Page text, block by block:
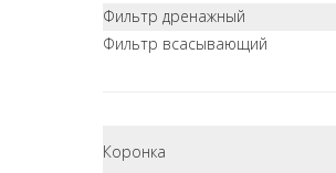
Фильтр дренажный
Фильтр всасывающий
Коронка